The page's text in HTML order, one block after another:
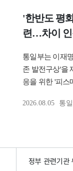
정부 관련기관